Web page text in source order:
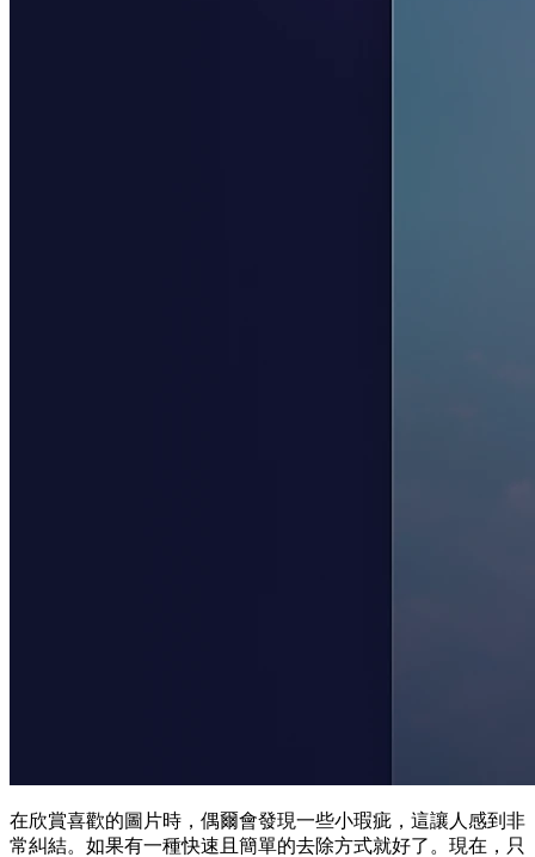
在欣賞喜歡的圖片時，偶爾會發現一些小瑕疵，這讓人感到非
常糾結。如果有一種快速且簡單的去除方式就好了。現在，只